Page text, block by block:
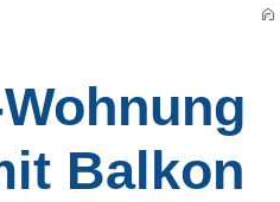
Balkon